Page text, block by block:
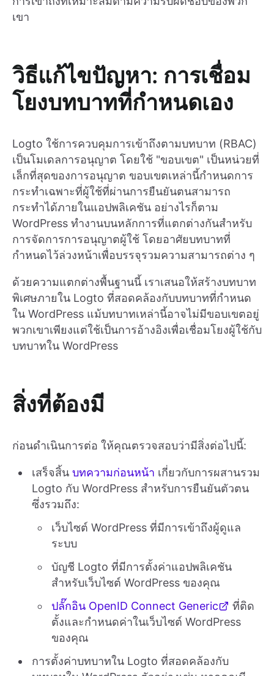
เขา
วิธีแก้ไขปัญหา: การเชื่อม
โยงบทบาทที่กำหนดเอง
Logto ใช้การควบคุมการเข้าถึงตามบทบาท (RBAC)
เป็นโมเดลการอนุญาต โดยใช้ "ขอบเขต" เป็นหน่วยที่
เล็กที่สุดของการอนุญาต ขอบเขตเหล่านี้กำหนดการ
กระทำเฉพาะที่ผู้ใช้ที่ผ่านการยืนยันตนสามารถ
กระทำได้ภายในแอปพลิเคชัน อย่างไรก็ตาม
WordPress ทำงานบนหลักการที่แตกต่างกันสำหรับ
การจัดการการอนุญาตผู้ใช้ โดยอาศัยบทบาทที่
กำหนดไว้ล่วงหน้าเพื่อบรรจุรวมความสามารถต่าง ๆ
ด้วยความแตกต่างพื้นฐานนี้ เราเสนอให้สร้างบทบาท
พิเศษภายใน Logto ที่สอดคล้องกับบทบาทที่กำหนด
ใน WordPress แม้บทบาทเหล่านี้อาจไม่มีขอบเขตอยู่
พวกเขาเพียงแต่ใช้เป็นการอ้างอิงเพื่อเชื่อมโยงผู้ใช้กับ
บทบาทใน WordPress
สิ่งที่ต้องมี
ก่อนดำเนินการต่อ ให้คุณตรวจสอบว่ามีสิ่งต่อไปนี้:
เสร็จสิ้น บทความก่อนหน้า เกี่ยวกับการผสานรวม
Logto กับ WordPress สำหรับการยืนยันตัวตน
ซึ่งรวมถึง:
เว็บไซต์ WordPress ที่มีการเข้าถึงผู้ดูแล
ระบบ
บัญชี Logto ที่มีการตั้งค่าแอปพลิเคชัน
สำหรับเว็บไซต์ WordPress ของคุณ
ปลั๊กอิน OpenID Connect Generic
ที่ติด
ตั้งและกำหนดค่าในเว็บไซต์ WordPress
ของคุณ
การตั้งค่าบทบาทใน Logto ที่สอดคล้องกับ